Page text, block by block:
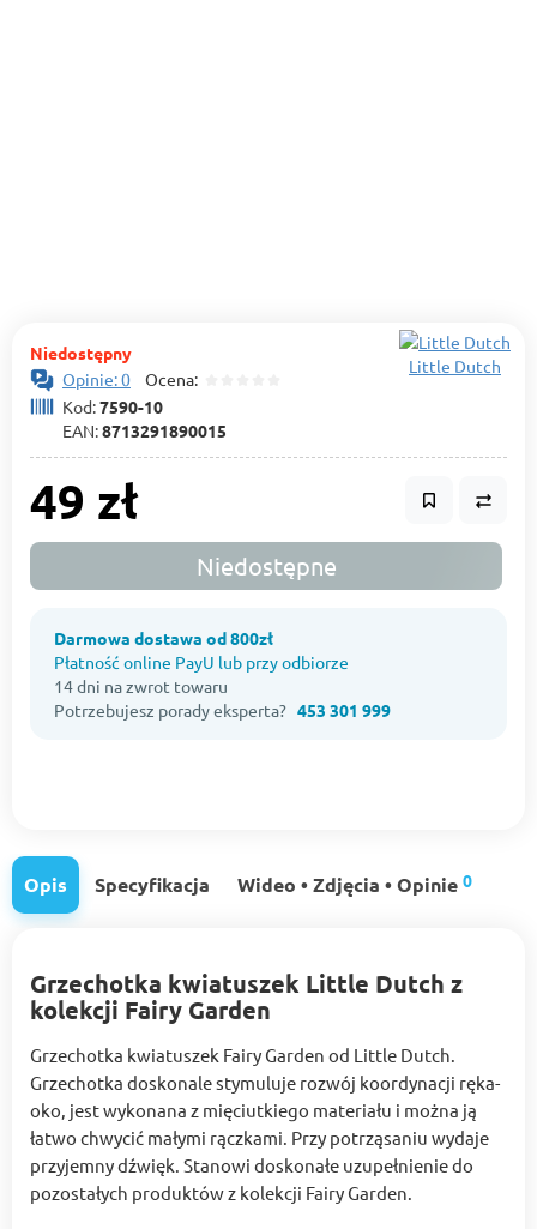
Niedostępny
Opinie: 0 Ocena:
Kod:7590-10
EAN:8713291890015
Little Dutch
49 zł
Niedostępne
Darmowa dostawa od 800zł
Płatność online PayU lub przy odbiorze
14 dni na zwrot towaru
Potrzebujesz porady eksperta? 453 301 999
Opis Specyfikacja Wideo • Zdjęcia • Opinie 0
Grzechotka kwiatuszek Little Dutch z
kolekcji Fairy Garden
Grzechotka kwiatuszek Fairy Garden od Little Dutch.
Grzechotka doskonale stymuluje rozwój koordynacji ręka-
oko, jest wykonana z mięciutkiego materiału i można ją
łatwo chwycić małymi rączkami. Przy potrząsaniu wydaje
przyjemny dźwięk. Stanowi doskonałe uzupełnienie do
pozostałych produktów z kolekcji Fairy Garden.